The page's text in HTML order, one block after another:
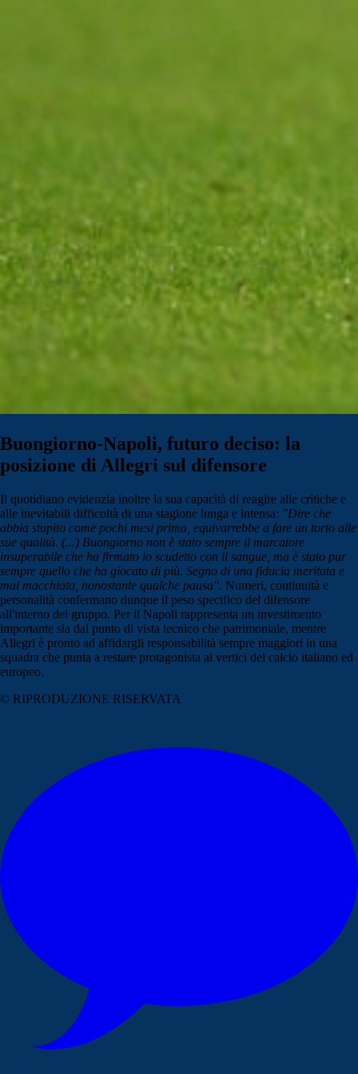
Buongiorno-Napoli, futuro deciso: la
posizione di Allegri sul difensore
Il quotidiano evidenzia inoltre la sua capacità di reagire alle critiche e
alle inevitabili difficoltà di una stagione lunga e intensa: "Dire che
abbia stupito come pochi mesi prima, equivarrebbe a fare un torto alle
sue qualità. (...) Buongiorno non è stato sempre il marcatore
insuperabile che ha firmato lo scudetto con il sangue, ma è stato pur
sempre quello che ha giocato di più. Segno di una fiducia meritata e
mai macchiata, nonostante qualche pausa". Numeri, continuità e
personalità confermano dunque il peso specifico del difensore
all'interno del gruppo. Per il Napoli rappresenta un investimento
importante sia dal punto di vista tecnico che patrimoniale, mentre
Allegri è pronto ad affidargli responsabilità sempre maggiori in una
squadra che punta a restare protagonista ai vertici del calcio italiano ed
europeo.
© RIPRODUZIONE RISERVATA